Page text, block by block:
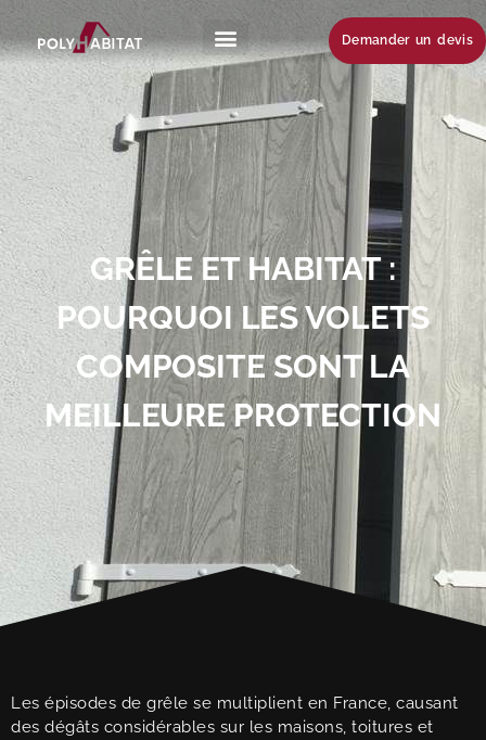
Demander un devis
GRÊLE ET HABITAT :
POURQUOI LES VOLETS
COMPOSITE SONT LA
MEILLEURE PROTECTION
Les épisodes de grêle se multiplient en France, causant
des dégâts considérables sur les maisons, toitures et